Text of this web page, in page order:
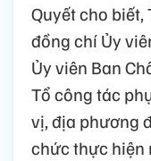
Quyết cho biết,
đồng chí Ủy
Ủy viên Ban
Tổ công tác
vị, địa phương
chức thực hiện